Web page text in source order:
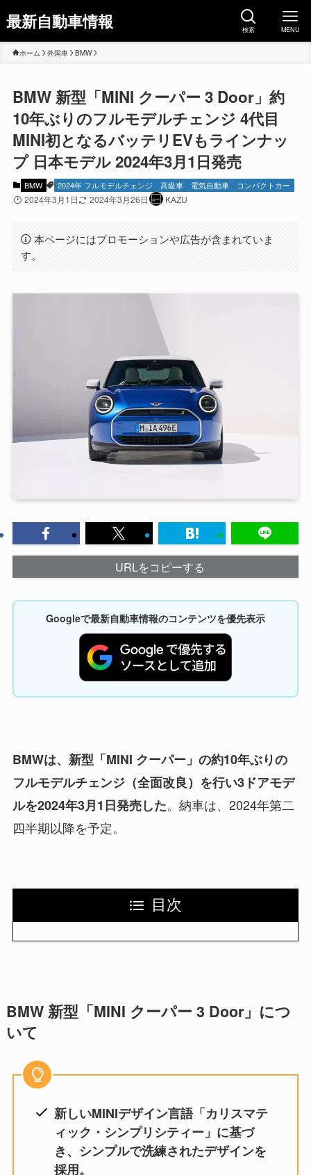
最新自動車情報 検索 MENU
ホーム 外国車 BMW
BMW 新型「MINI クーパー 3 Door」約
10年ぶりのフルモデルチェンジ 4代目
MINI初となるバッテリEVもラインナッ
プ 日本モデル 2024年3月1日発売
BMW 2024年 フルモデルチェンジ 高級車 電気自動車 コンパクトカー
2024年3月1日 2024年3月26日 KAZU
本ページにはプロモーションや広告が含まれていま
す。
URLをコピーする
Googleで最新自動車情報のコンテンツを優先表示
BMWは、新型「MINI クーパー」の約10年ぶりの
フルモデルチェンジ（全面改良）を行い3ドアモデ
ルを2024年3月1日発売した。納車は、2024年第二
四半期以降を予定。
目次
BMW 新型「MINI クーパー 3 Door」につ
いて
新しいMINIデザイン言語「カリスマテ
ィック・シンプリシティー」に基づ
き、シンプルで洗練されたデザインを
採用。